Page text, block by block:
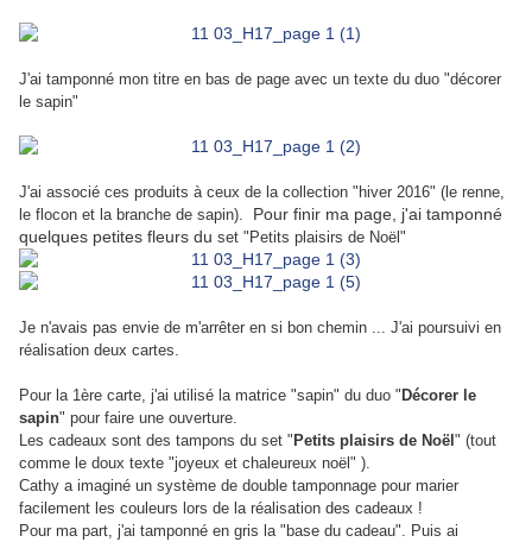
J'ai tamponné mon titre en bas de page avec un texte du duo "décorer
le sapin"
J'ai associé ces produits à ceux de la collection "hiver 2016" (le renne,
le flocon et la branche de sapin). Pour finir ma page, j'ai tamponné
quelques petites fleurs du set "Petits plaisirs de Noël"
Je n'avais pas envie de m'arrêter en si bon chemin ... J'ai poursuivi en
réalisation deux cartes.
Pour la 1ère carte, j'ai utilisé la matrice "sapin" du duo " Décorer le
sapin" pour faire une ouverture.
Les cadeaux sont des tampons du set " Petits plaisirs de Noël " (tout
comme le doux texte "joyeux et chaleureux noël" ).
Cathy a imaginé un système de double tamponnage pour marier
facilement les couleurs lors de la réalisation des cadeaux !
Pour ma part, j'ai tamponné en gris la "base du cadeau". Puis ai